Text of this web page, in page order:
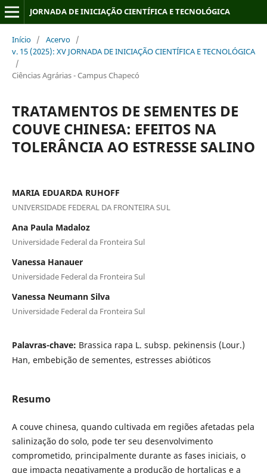
JORNADA DE INICIAÇÃO CIENTÍFICA E TECNOLÓGICA
Início / Acervo /
v. 15 (2025): XV JORNADA DE INICIAÇÃO CIENTÍFICA E TECNOLÓGICA
/
Ciências Agrárias - Campus Chapecó
TRATAMENTOS DE SEMENTES DE
COUVE CHINESA: EFEITOS NA
TOLERÂNCIA AO ESTRESSE SALINO
MARIA EDUARDA RUHOFF
UNIVERSIDADE FEDERAL DA FRONTEIRA SUL
Ana Paula Madaloz
Universidade Federal da Fronteira Sul
Vanessa Hanauer
Universidade Federal da Fronteira Sul
Vanessa Neumann Silva
Universidade Federal da Fronteira Sul
Palavras-chave: Brassica rapa L. subsp. pekinensis (Lour.)
Han, embebição de sementes, estresses abióticos
Resumo
A couve chinesa, quando cultivada em regiões afetadas pela
salinização do solo, pode ter seu desenvolvimento
comprometido, principalmente durante as fases iniciais, o
que impacta negativamente a produção de hortaliças e a